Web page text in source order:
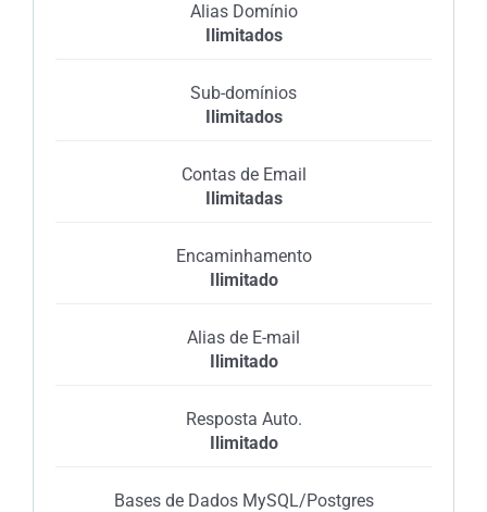
Alias Domínio
Ilimitados
Sub-domínios
Ilimitados
Contas de Email
Ilimitadas
Encaminhamento
Ilimitado
Alias de E-mail
Ilimitado
Resposta Auto.
Ilimitado
Bases de Dados MySQL/Postgres